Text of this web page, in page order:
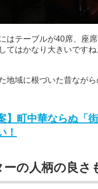
はテーブルが40席、座
てはかなり大きいです
地域に根づいた昔なが
】町中華ならぬ「
！
の人柄の良さ